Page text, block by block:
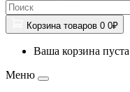
Корзина товаров 0 0₽
Ваша корзина
Меню